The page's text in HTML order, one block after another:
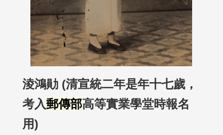
淩鴻勛 (清宣統二年是年十七歲，
考入郵傳部高等實業學堂時報名
用)